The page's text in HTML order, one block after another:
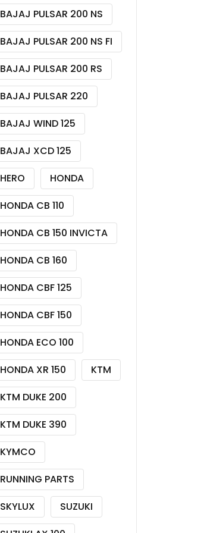
BAJAJ PULSAR 200 NS
BAJAJ PULSAR 200 NS FI
BAJAJ PULSAR 200 RS
BAJAJ PULSAR 220
BAJAJ WIND 125
BAJAJ XCD 125
HERO
HONDA
HONDA CB 110
HONDA CB 150 INVICTA
HONDA CB 160
HONDA CBF 125
HONDA CBF 150
HONDA ECO 100
HONDA XR 150
KTM
KTM DUKE 200
KTM DUKE 390
KYMCO
RUNNING PARTS
SKYLUX
SUZUKI